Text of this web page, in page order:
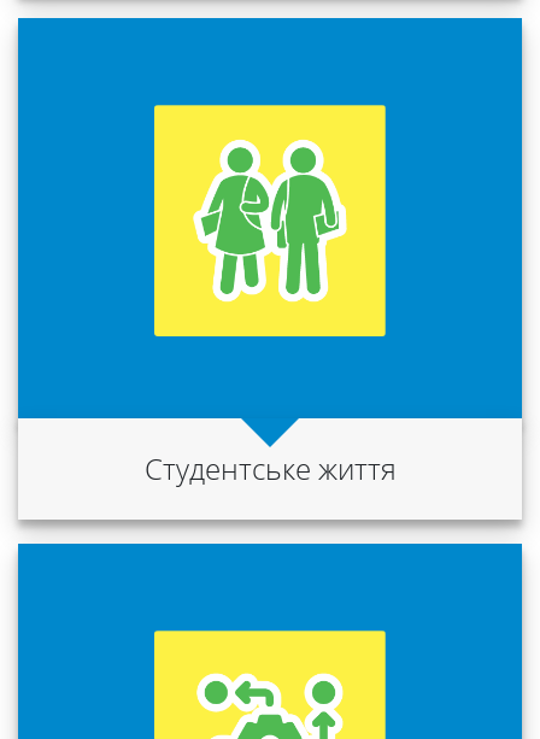
Студентське життя